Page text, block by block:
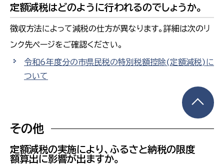
定額減税はどのように行われるのでしょうか。
徴収方法によって減税の仕方が異なります。詳細は次のリ
ンク先ページをご確認ください。
令和6年度分の市県民税の特別税額控除(定額減税)に
ついて
その他
定額減税の実施により、ふるさと納税の限度
額算出に影響が出ますか。